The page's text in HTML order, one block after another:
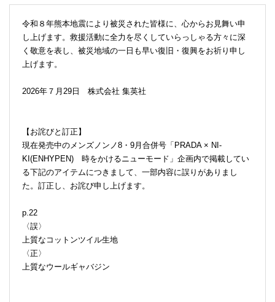
令和８年熊本地震により被災された皆様に、心からお見舞い申
し上げます。救援活動に全力を尽くしていらっしゃる方々に深
く敬意を表し、被災地域の一日も早い復旧・復興をお祈り申し
上げます。
2026年７月29日 株式会社 集英社
【お詫びと訂正】
現在発売中のメンズノンノ8・9月合併号「PRADA × NI-
KI(ENHYPEN) 時をかけるニューモード」企画内で掲載してい
る下記のアイテムにつきまして、一部内容に誤りがありまし
た。訂正し、お詫び申し上げます。
p.22
〈誤〉
上質なコットンツイル生地
〈正〉
上質なウールギャバジン